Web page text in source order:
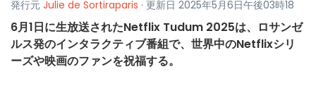
発行元 Julie de Sortiraparis · 更新日 2025年5月6日午後03時18
6月1日に生放送されたNetflix Tudum 2025は、ロサンゼ
ルス発のインタラクティブ番組で、世界中のNetflixシリ
ーズや映画のファンを祝福する。